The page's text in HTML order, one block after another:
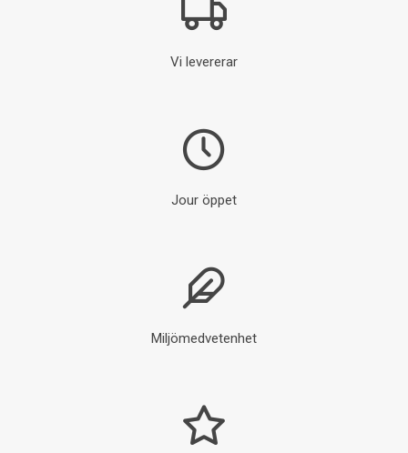
Vi levererar
Jour öppet
Miljömedvetenhet